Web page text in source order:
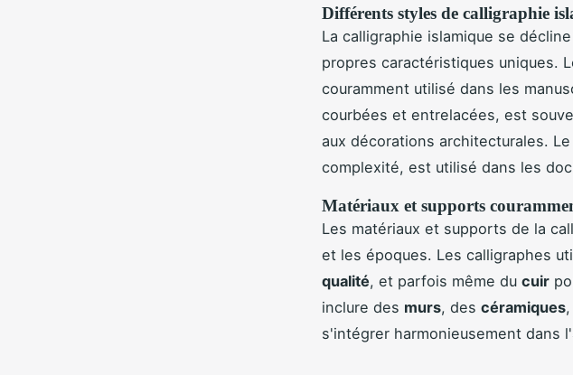
Différents styles de calligraphie
La calligraphie islamique se
propres caractéristiques uniques.
couramment utilisé dans les
courbées et entrelacées, est
aux décorations architecturales. Le
complexité, est utilisé dans les
Matériaux et supports
Les matériaux et supports de la
et les époques. Les calligraphes
qualité, et parfois même du cuir
inclure des murs, des céramiques
s'intégrer harmonieusement dans